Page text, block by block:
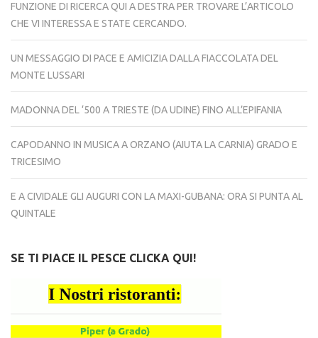
FUNZIONE DI RICERCA QUI A DESTRA PER TROVARE L’ARTICOLO
CHE VI INTERESSA E STATE CERCANDO.
UN MESSAGGIO DI PACE E AMICIZIA DALLA FIACCOLATA DEL
MONTE LUSSARI
MADONNA DEL ‘500 A TRIESTE (DA UDINE) FINO ALL’EPIFANIA
CAPODANNO IN MUSICA A ORZANO (AIUTA LA CARNIA) GRADO E
TRICESIMO
E A CIVIDALE GLI AUGURI CON LA MAXI-GUBANA: ORA SI PUNTA AL
QUINTALE
SE TI PIACE IL PESCE CLICKA QUI!